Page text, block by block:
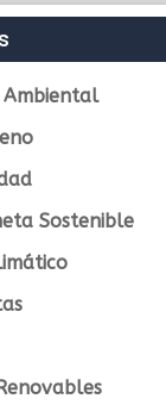
Ambiental
Sostenible